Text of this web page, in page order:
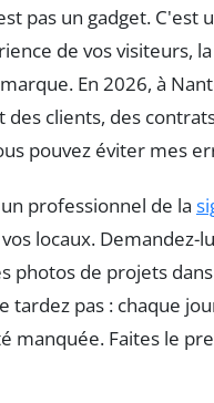
pas un gadget. C'est
de vos visiteurs,
En 2026, à
clients, des
pouvez éviter mes
professionnel de la
locaux. Demandez-
photos de projets
tardez pas : chaque
manquée. Faites le